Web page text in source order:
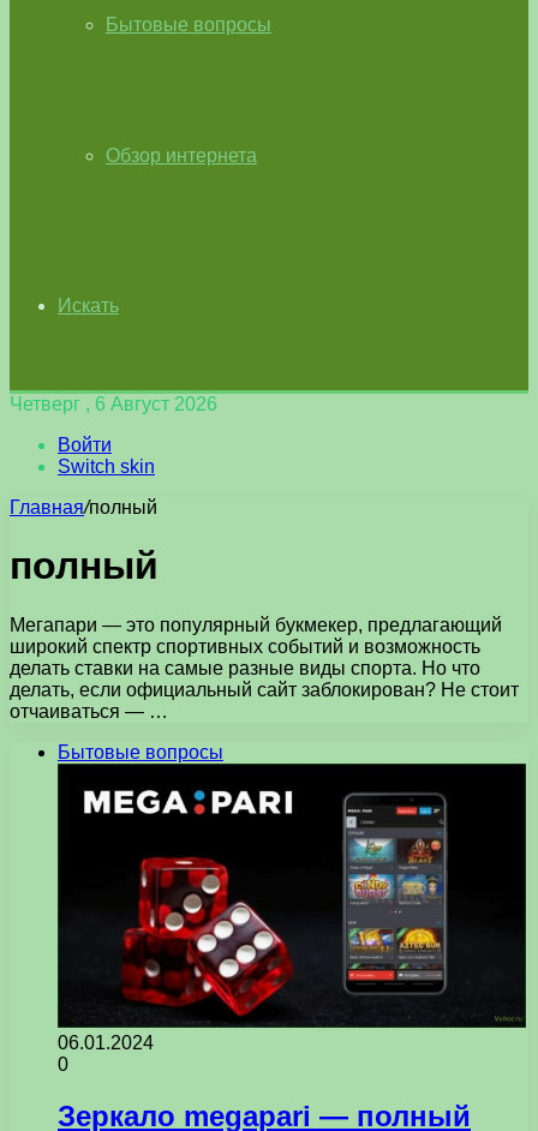
Бытовые вопросы
Обзор интернета
Искать
Четверг , 6 Август 2026
Войти
Switch skin
Главная/полный
полный
Мегапари — это популярный букмекер, предлагающий
широкий спектр спортивных событий и возможность
делать ставки на самые разные виды спорта. Но что
делать, если официальный сайт заблокирован? Не стоит
отчаиваться — …
Бытовые вопросы
06.01.2024
0
Зеркало megapari — полный